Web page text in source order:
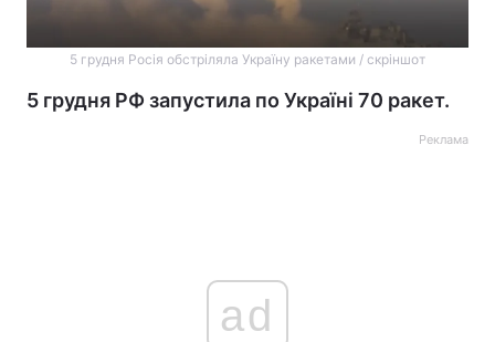
5 грудня Росія обстріляла Україну ракетами / скріншот
5 грудня РФ запустила по Україні 70 ракет.
Реклама
ad